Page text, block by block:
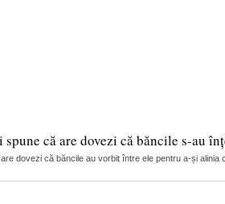
că are dovezi că băncile s-au
dovezi că băncile au vorbit între ele pentru a-și